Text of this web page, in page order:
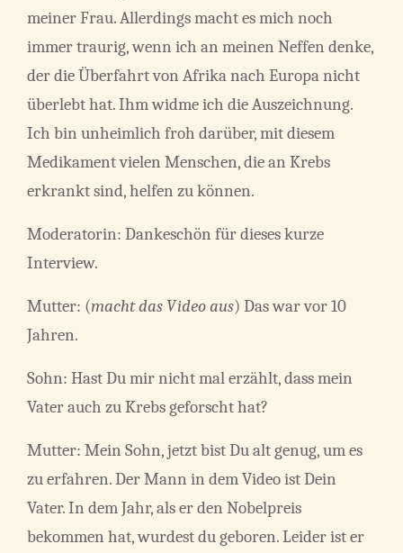
meiner Frau. Allerdings macht es mich noch
immer traurig, wenn ich an meinen Neffen denke,
der die Überfahrt von Afrika nach Europa nicht
überlebt hat. Ihm widme ich die Auszeichnung.
Ich bin unheimlich froh darüber, mit diesem
Medikament vielen Menschen, die an Krebs
erkrankt sind, helfen zu können.
Moderatorin: Dankeschön für dieses kurze
Interview.
Mutter: (macht das Video aus) Das war vor 10
Jahren.
Sohn: Hast Du mir nicht mal erzählt, dass mein
Vater auch zu Krebs geforscht hat?
Mutter: Mein Sohn, jetzt bist Du alt genug, um es
zu erfahren. Der Mann in dem Video ist Dein
Vater. In dem Jahr, als er den Nobelpreis
bekommen hat, wurdest du geboren. Leider ist er